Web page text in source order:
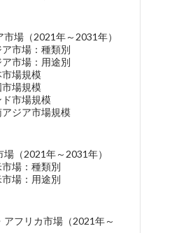
場（2021年～2031年）
市場：種類別
市場：用途別
場規模
場規模
市場規模
ジア市場規模
（2021年～2031年）
場：種類別
場：用途別
フリカ市場（2021年～